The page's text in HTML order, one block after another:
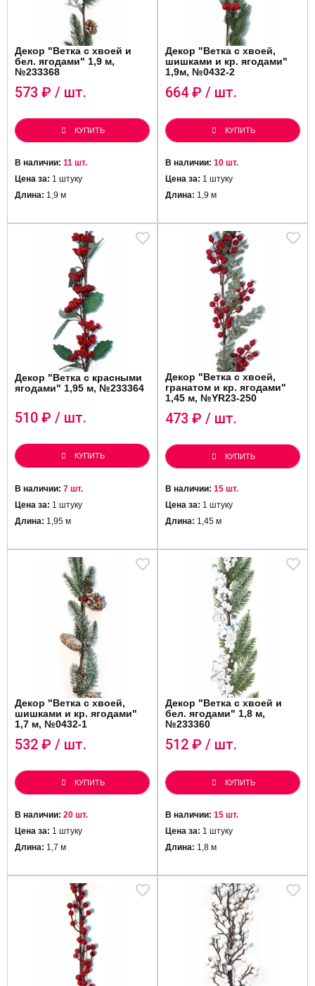
Декор "Ветка c хвоей и
бел. ягодами" 1,9 м,
№233368
573 ₽ / шт.
КУПИТЬ
В наличии: 11 шт.
Цена за: 1 штуку
Длина: 1,9 м
Декор "Ветка c хвоей,
шишками и кр. ягодами"
1,9м, №0432-2
664 ₽ / шт.
КУПИТЬ
В наличии: 10 шт.
Цена за: 1 штуку
Длина: 1,9 м
Декор "Ветка c красными
ягодами" 1,95 м, №233364
510 ₽ / шт.
КУПИТЬ
В наличии: 7 шт.
Цена за: 1 штуку
Длина: 1,95 м
Декор "Ветка c хвоей,
гранатом и кр. ягодами"
1,45 м, №YR23-250
473 ₽ / шт.
КУПИТЬ
В наличии: 15 шт.
Цена за: 1 штуку
Длина: 1,45 м
Декор "Ветка c хвоей,
шишками и кр. ягодами"
1,7 м, №0432-1
532 ₽ / шт.
КУПИТЬ
В наличии: 20 шт.
Цена за: 1 штуку
Длина: 1,7 м
Декор "Ветка c хвоей и
бел. ягодами" 1,8 м,
№233360
512 ₽ / шт.
КУПИТЬ
В наличии: 15 шт.
Цена за: 1 штуку
Длина: 1,8 м